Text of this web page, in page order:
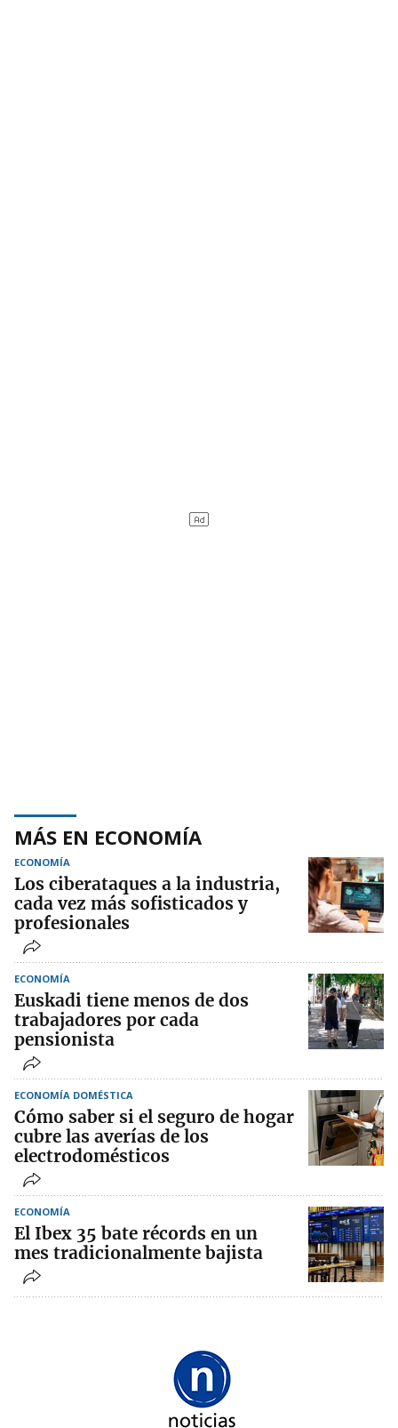
MÁS EN ECONOMÍA
ECONOMÍA
Los ciberataques a la industria,
cada vez más sofisticados y
profesionales
ECONOMÍA
Euskadi tiene menos de dos
trabajadores por cada
pensionista
ECONOMÍA DOMÉSTICA
Cómo saber si el seguro de hogar
cubre las averías de los
electrodomésticos
ECONOMÍA
El Ibex 35 bate récords en un
mes tradicionalmente bajista